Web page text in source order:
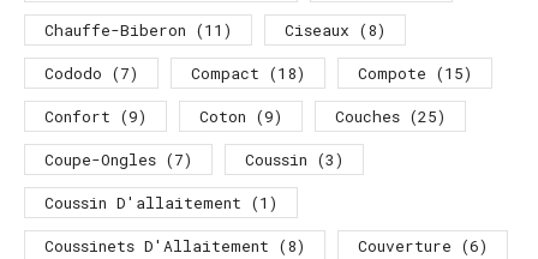
Chauffe-Biberon (11) Ciseaux (8)
Cododo (7) Compact (18) Compote (15)
Confort (9) Coton (9) Couches (25)
Coupe-Ongles (7) Coussin (3)
Coussin D'allaitement (1)
Coussinets D'Allaitement (8) Couverture (6)